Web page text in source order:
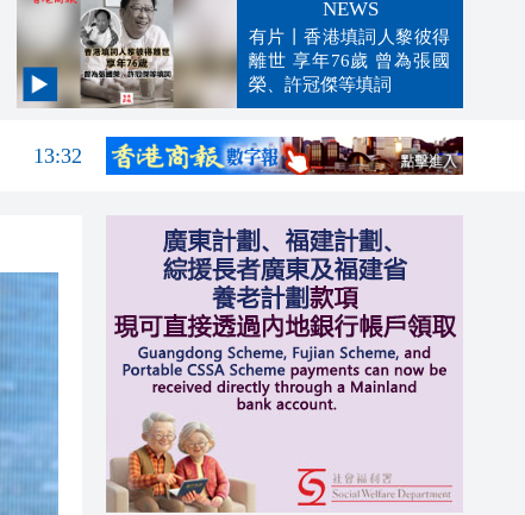
NEWS
有片丨香港填詞人黎彼得
離世 享年76歲 曾為張國
榮、許冠傑等填詞
13:32
13:29
12:29
12:09